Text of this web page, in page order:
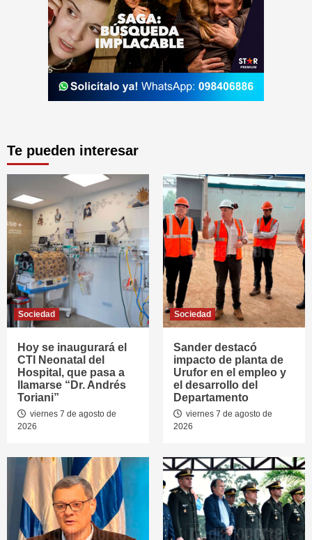
Te pueden interesar
Sociedad
Hoy se inaugurará el
CTI Neonatal del
Hospital, que pasa a
llamarse “Dr. Andrés
Toriani”
viernes 7 de agosto de
2026
Sociedad
Sander destacó
impacto de planta de
Urufor en el empleo y
el desarrollo del
Departamento
viernes 7 de agosto de
2026